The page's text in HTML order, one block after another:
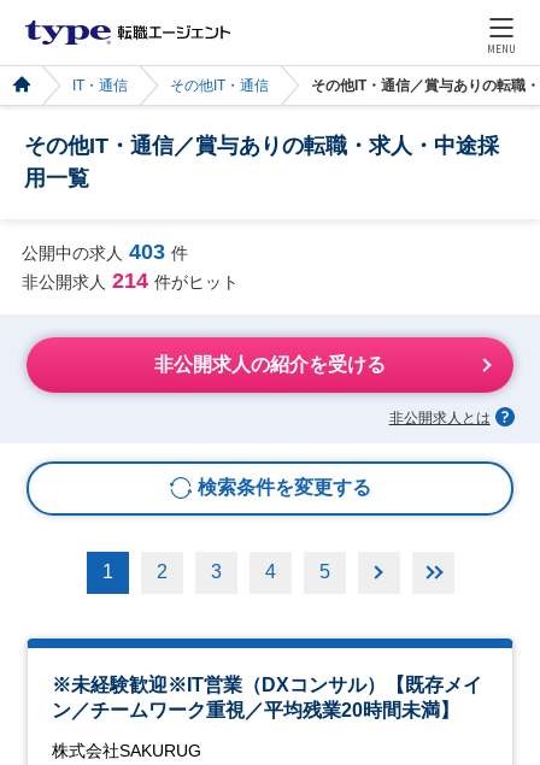
MENU
IT・通信 その他IT・通信 その他IT・通信／賞与ありの転職
その他IT・通信／賞与ありの転職・求人・中途採
用一覧
公開中の求人 403 件
非公開求人 214 件がヒット
非公開求人の紹介を受ける
非公開求人とは
検索条件を変更する
1 2 3 4 5
※未経験歓迎※IT営業（DXコンサル）【既存メイ
ン／チームワーク重視／平均残業20時間未満】
株式会社SAKURUG